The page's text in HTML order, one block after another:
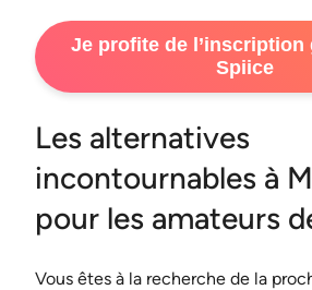
Je profite de l’inscription
Spiice
Les alternatives
incontournables à
pour les amateurs
Vous êtes à la recherche de la